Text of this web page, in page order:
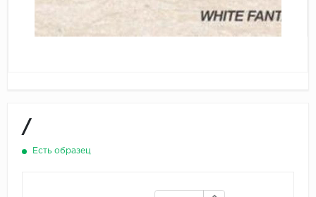
/
Есть образец